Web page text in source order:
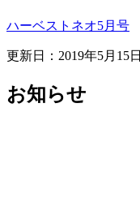
ハーベストネオ5月号
更新日：2019年5月15日
お知らせ